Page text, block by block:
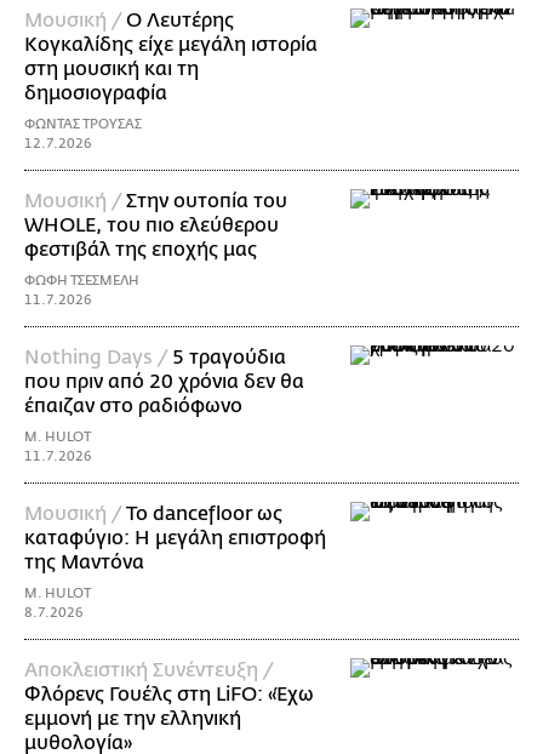
Μουσική /Ο Λευτέρης
Κογκαλίδης είχε μεγάλη ιστορία
στη μουσική και τη
δημοσιογραφία
ΦΩΝΤΑΣ ΤΡΟΥΣΑΣ
12.7.2026
Μουσική /Στην ουτοπία του
WHOLE, του πιο ελεύθερου
φεστιβάλ της εποχής μας
ΦΩΦΗ ΤΣΕΣΜΕΛΗ
11.7.2026
Nothing Days / 5 τραγούδια
που πριν από 20 χρόνια δεν θα
έπαιζαν στο ραδιόφωνο
M. HULOT
11.7.2026
Μουσική /Το dancefloor ως
καταφύγιο: Η μεγάλη επιστροφή
της Μαντόνα
M. HULOT
8.7.2026
Αποκλειστική Συνέντευξη /
Φλόρενς Γουέλς στη LiFO: «Έχω
εμμονή με την ελληνική
μυθολογία»